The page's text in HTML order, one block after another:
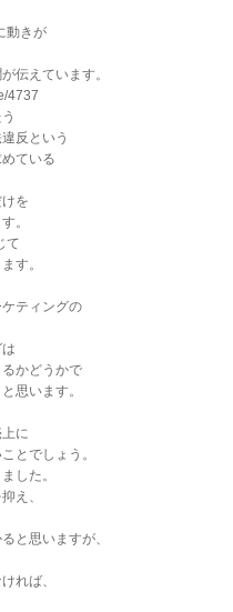
動きが
伝えています。
4737
反という
ている
を
。
て
す。
ティングの
かどうかで
思います。
に
とでしょう。
した。
え、
と思いますが、
れば、